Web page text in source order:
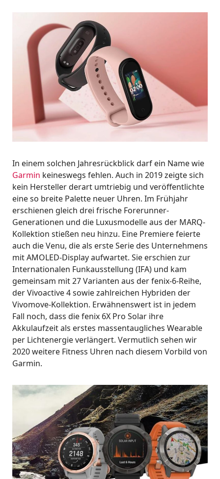
In einem solchen Jahresrückblick darf ein Name wie
Garmin keineswegs fehlen. Auch in 2019 zeigte sich
kein Hersteller derart umtriebig und veröffentlichte
eine so breite Palette neuer Uhren. Im Frühjahr
erschienen gleich drei frische Forerunner-
Generationen und die Luxusmodelle aus der MARQ-
Kollektion stießen neu hinzu. Eine Premiere feierte
auch die Venu, die als erste Serie des Unternehmens
mit AMOLED-Display aufwartet. Sie erschien zur
Internationalen Funkausstellung (IFA) und kam
gemeinsam mit 27 Varianten aus der fenix-6-Reihe,
der Vivoactive 4 sowie zahlreichen Hybriden der
Vivomove-Kollektion. Erwähnenswert ist in jedem
Fall noch, dass die fenix 6X Pro Solar ihre
Akkulaufzeit als erstes massentaugliches Wearable
per Lichtenergie verlängert. Vermutlich sehen wir
2020 weitere Fitness Uhren nach diesem Vorbild von
Garmin.